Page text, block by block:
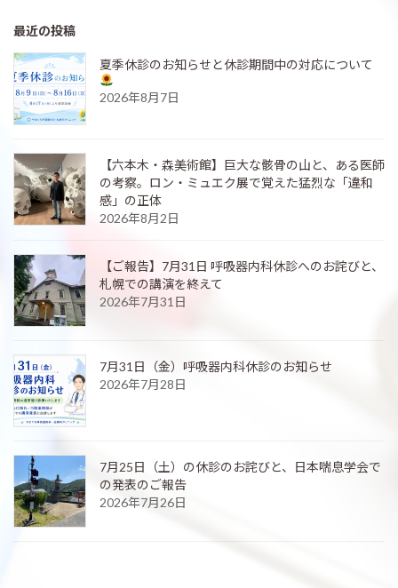
最近の投稿
夏季休診のお知らせと休診期間中の対応について
2026年8月7日
【六本木・森美術館】巨大な骸骨の山と、ある医師
の考察。ロン・ミュエク展で覚えた猛烈な「違和
感」の正体
2026年8月2日
【ご報告】7月31日 呼吸器内科休診へのお詫びと、
札幌での講演を終えて
2026年7月31日
7月31日（金）呼吸器内科休診のお知らせ
2026年7月28日
7月25日（土）の休診のお詫びと、日本喘息学会で
の発表のご報告
2026年7月26日